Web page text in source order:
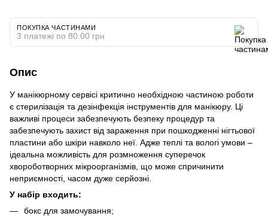
ПОКУПКА ЧАСТИНАМИ
3 платежі по 80.00 грн
Опис
У манікюрному сервісі критично необхідною частиною роботи
є стерилізація та дезінфекція інструментів для манікюру. Ці
важливі процеси забезпечують безпеку процедур та
забезпечують захист від зараження при пошкодженні нігтьової
пластини або шкіри навколо неї. Адже теплі та вологі умови –
ідеальна можливість для розмноження суперечок
хвороботворних мікроорганізмів, що може спричинити
неприємності, часом дуже серйозні.
У набір входить:
бокс для замочування;